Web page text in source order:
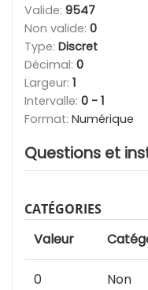
Valide: 9547
Non valide: 0
Type: Discret
Décimal: 0
Largeur: 1
Intervalle: 0 - 1
Format: Numérique
Questions et
CATÉGORIES
Valeur
0 Non